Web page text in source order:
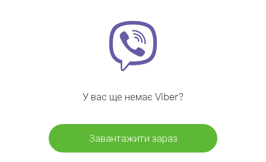
У вас ще немає Viber?
Завантажити зараз